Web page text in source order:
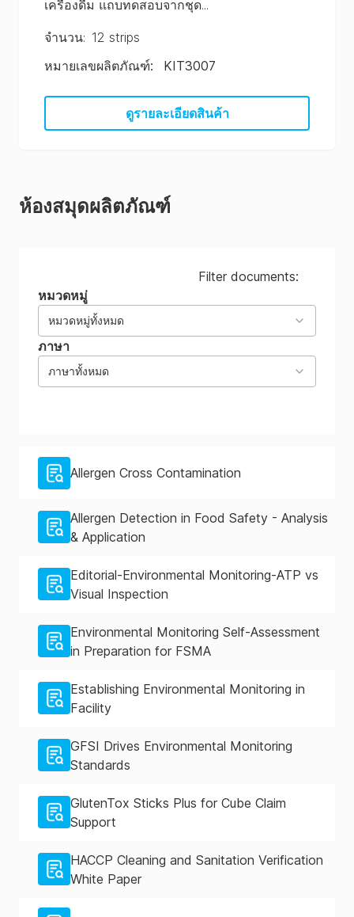
เครื่องดื่ม แถบทดสอบจากชุด...
จํานวน: 12 strips
หมายเลขผลิตภัณฑ์: KIT3007
ดูรายละเอียดสินค้า
ห้องสมุดผลิตภัณฑ์
Filter documents:
หมวดหมู่
หมวดหมู่ทั้งหมด
ภาษา
ภาษาทั้งหมด
Allergen Cross Contamination
Allergen Detection in Food Safety - Analysis
& Application
Editorial-Environmental Monitoring-ATP vs
Visual Inspection
Environmental Monitoring Self-Assessment
in Preparation for FSMA
Establishing Environmental Monitoring in
Facility
GFSI Drives Environmental Monitoring
Standards
GlutenTox Sticks Plus for Cube Claim
Support
HACCP Cleaning and Sanitation Verification
White Paper